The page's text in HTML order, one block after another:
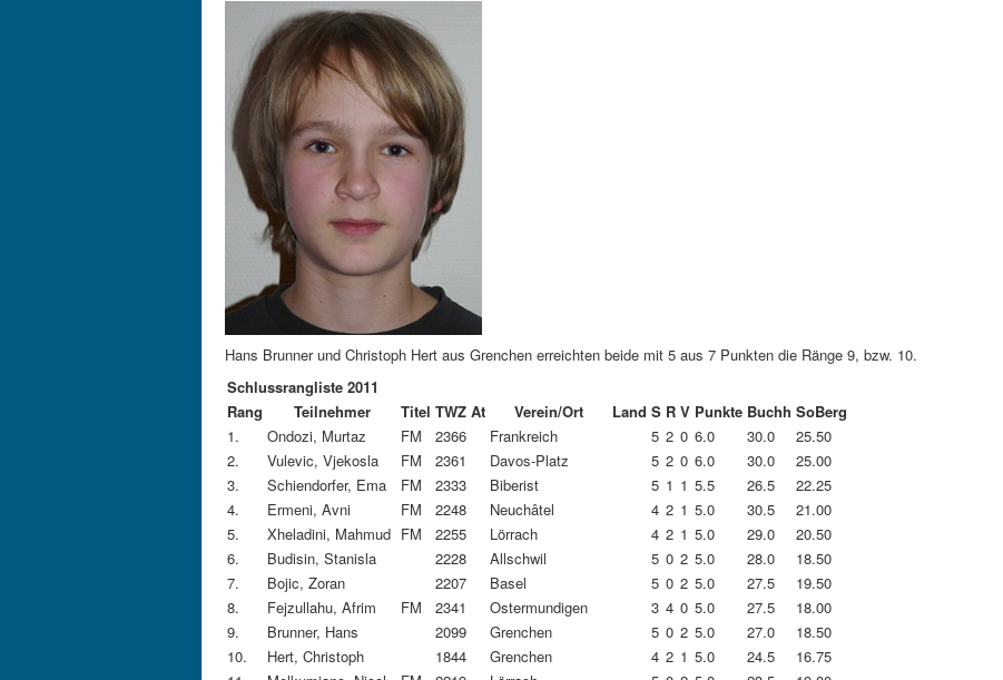
Hans Brunner und Christoph Hert aus Grenchen erreichten beide mit 5 aus 7 Punkten die Ränge 9, bzw. 10.
Schlussrangliste 2011
Rang
Teilnehmer Titel TWZ At Verein/Ort Land S R V Punkte Buchh SoBerg
1.
Ondozi, Murtaz FM 2366 Frankreich 5 2 0 6.0 30.0
25.50
2.
Vulevic, Vjekosla FM 2361 Davos-Platz 5 2 0 6.0 30.0
25.00
3.
Schiendorfer, Ema FM 2333 Biberist 5 1 1 5.5 26.5
22.25
4.
Ermeni, Avni FM 2248 Neuchâtel 4 2 1 5.0 30.5
21.00
5.
Xheladini, Mahmud FM 2255 Lörrach 4 2 1 5.0 29.0
20.50
6.
Budisin, Stanisla 2228 Allschwil 5 0 2 5.0 28.0
18.50
7.
Bojic, Zoran 2207 Basel 5 0 2 5.0 27.5
19.50
8.
Fejzullahu, Afrim FM 2341 Ostermundigen 3 4 0 5.0 27.5
18.00
9.
Brunner, Hans 2099 Grenchen 5 0 2 5.0 27.0
18.50
10.
Hert, Christoph 1844 Grenchen 4 2 1 5.0 24.5
16.75